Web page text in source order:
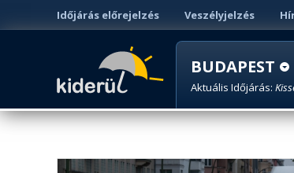
Időjárás előrejelzés Veszélyjelzés
BUDAPEST
Aktuális Időjárás: